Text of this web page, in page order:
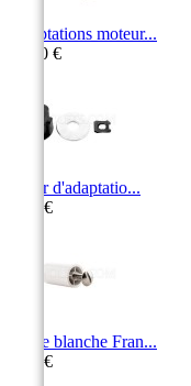
Adaptations moteur...
15,00 €
Palier d'adaptatio...
6,70 €
Butée blanche Fran...
2,90 €